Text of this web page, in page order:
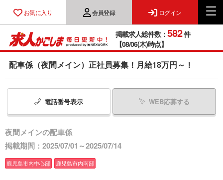
お気に入り 会員登録 ログイン
掲載求人総件数： 582件
【08/06(木)時点】
配車係（夜間メイン）正社員募集！月給18万円～！
電話番号表示 WEB応募する
夜間メインの配車係
掲載期間：2025/07/01～2025/07/14
鹿児島市内中心部 鹿児島市内南部